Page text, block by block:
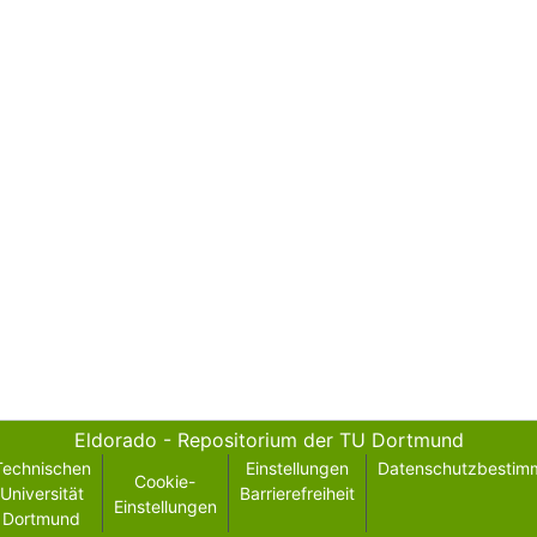
Eldorado - Repositorium der TU Dortmund
Universität
Dortmund
Cookie-
Einstellungen
Einstellungen
Barrierefreiheit